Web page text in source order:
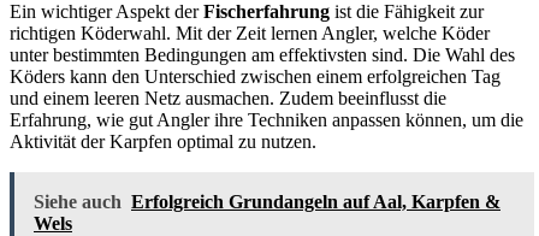
Ein wichtiger Aspekt derFischerfahrung ist die Fähigkeit zur
richtigen Köderwahl. Mit der Zeit lernen Angler, welche Köder
unter bestimmten Bedingungen am effektivsten sind. Die Wahl des
Köders kann den Unterschied zwischen einem erfolgreichen Tag
und einem leeren Netz ausmachen. Zudem beeinflusst die
Erfahrung, wie gut Angler ihre Techniken anpassen können, um die
Aktivität der Karpfen optimal zu nutzen.
Siehe auch Erfolgreich Grundangeln auf Aal, Karpfen &
Wels